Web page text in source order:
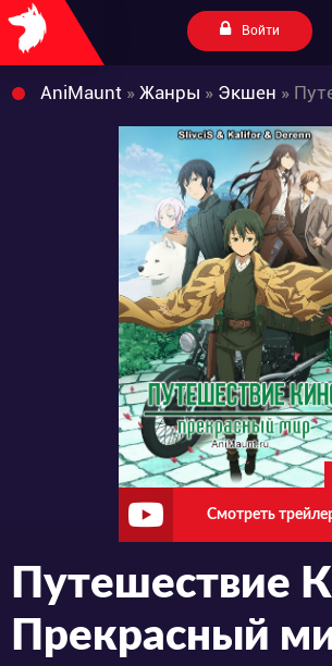
Войти
AniMaunt » Жанры » Экшен »
Смотреть
Путешествие
Прекрасный